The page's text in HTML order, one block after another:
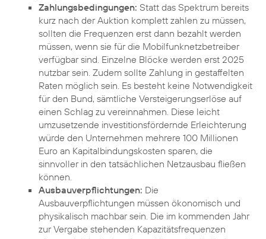
Zahlungsbedingungen: Statt das Spektrum bereits
kurz nach der Auktion komplett zahlen zu müssen,
sollten die Frequenzen erst dann bezahlt werden
müssen, wenn sie für die Mobilfunknetzbetreiber
verfügbar sind. Einzelne Blöcke werden erst 2025
nutzbar sein. Zudem sollte Zahlung in gestaffelten
Raten möglich sein. Es besteht keine Notwendigkeit
für den Bund, sämtliche Versteigerungserlöse auf
einen Schlag zu vereinnahmen. Diese leicht
umzusetzende investitionsfördernde Erleichterung
würde den Unternehmen mehrere 100 Millionen
Euro an Kapitalbindungskosten sparen, die
sinnvoller in den tatsächlichen Netzausbau fließen
können.
Ausbauverpflichtungen: Die
Ausbauverpflichtungen müssen ökonomisch und
physikalisch machbar sein. Die im kommenden Jahr
zur Vergabe stehenden Kapazitätsfrequenzen